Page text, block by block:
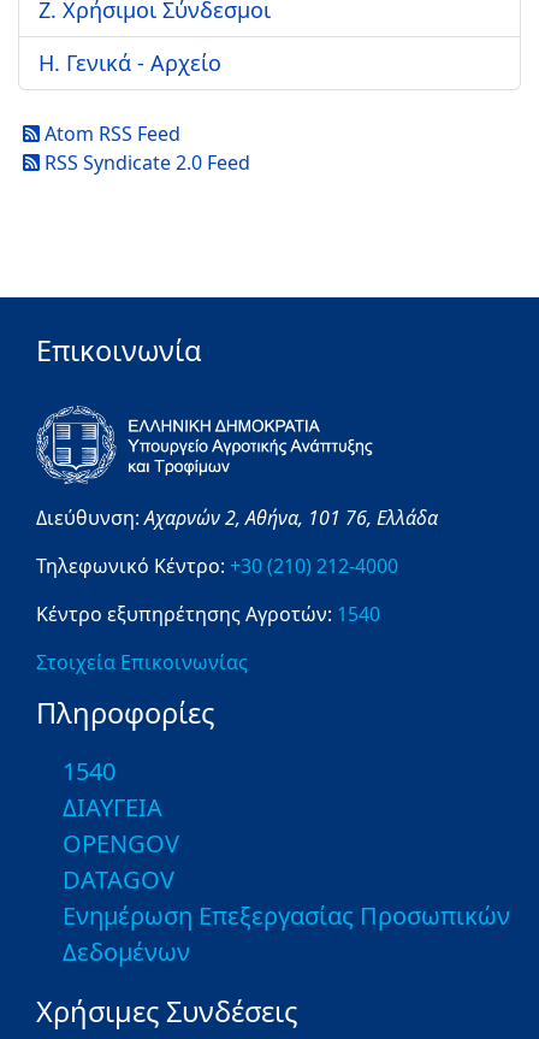
Ζ. Χρήσιμοι Σύνδεσμοι
Η. Γενικά - Αρχείο
Atom RSS Feed
RSS Syndicate 2.0 Feed
Επικοινωνία
Διεύθυνση:Αχαρνών 2,Αθήνα, 101 76, Ελλάδα
Τηλεφωνικό Κέντρο: +30 (210) 212-4000
Κέντρο εξυπηρέτησης Αγροτών: 1540
Στοιχεία Επικοινωνίας
Πληροφορίες
1540
ΔΙΑΥΓΕΙΑ
OPENGOV
DATAGOV
Ενημέρωση Επεξεργασίας Προσωπικών
Δεδομένων
Χρήσιμες Συνδέσεις